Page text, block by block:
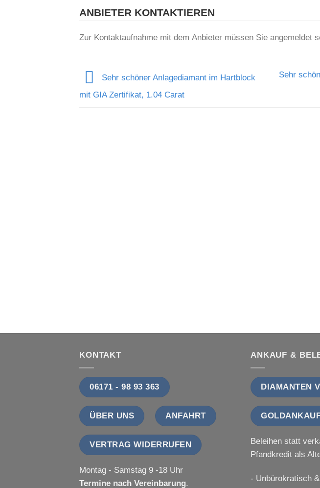
ANBIETER KONTAKTIEREN
Zur Kontaktaufnahme mit dem Anbieter müssen Sie angemeldet
Sehr schöner Anlagediamant im Hartblock
mit GIA Zertifikat, 1.04 Carat
Sehr
KONTAKT
06171 - 98 93 363
ÜBER UNS ANFAHRT
VERTRAG WIDERRUFEN
Montag - Samstag 9 -18 Uhr
Termine nach Vereinbarung.
ANKAUF &
DIAMANTEN
Beleihen statt
Pfandkredit als
- Unbürokratisch